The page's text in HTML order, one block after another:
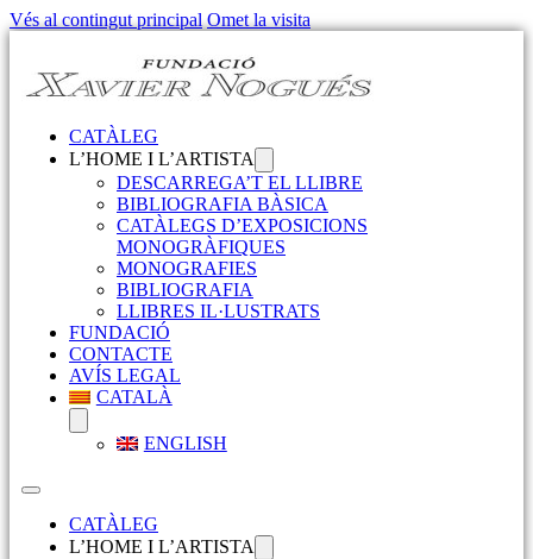
Vés al contingut principal Omet la visita
CATÀLEG
L’HOME I L’ARTISTA
DESCARREGA’T EL LLIBRE
BIBLIOGRAFIA BÀSICA
CATÀLEGS D’EXPOSICIONS
MONOGRÀFIQUES
MONOGRAFIES
BIBLIOGRAFIA
LLIBRES IL·LUSTRATS
FUNDACIÓ
CONTACTE
AVÍS LEGAL
CATALÀ
ENGLISH
CATÀLEG
L’HOME I L’ARTISTA